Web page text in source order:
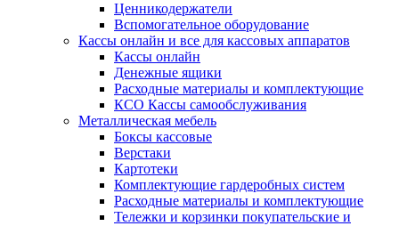
Ценникодержатели
Вспомогательное оборудование
Кассы онлайн и все для кассовых аппаратов
Кассы онлайн
Денежные ящики
Расходные материалы и комплектующие
КСО Кассы самообслуживания
Металлическая мебель
Боксы кассовые
Верстаки
Картотеки
Комплектующие гардеробных систем
Расходные материалы и комплектующие
Тележки и корзинки покупательские и